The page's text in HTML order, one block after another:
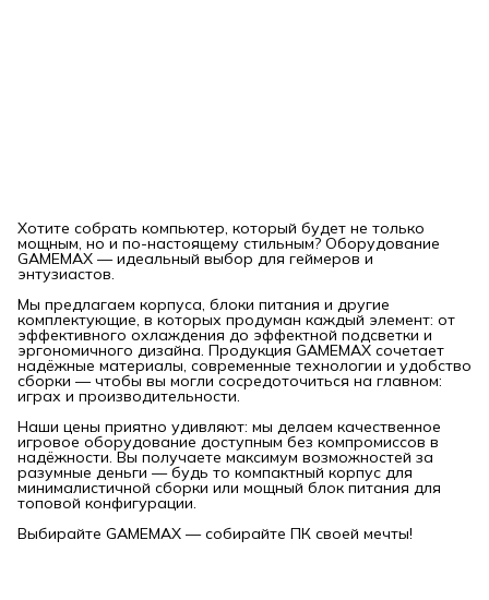
Хотите собрать компьютер, который будет не только
мощным, но и по-настоящему стильным? Оборудование
GAMEMAX — идеальный выбор для геймеров и
энтузиастов.
Мы предлагаем корпуса, блоки питания и другие
комплектующие, в которых продуман каждый элемент: от
эффективного охлаждения до эффектной подсветки и
эргономичного дизайна. Продукция GAMEMAX сочетает
надёжные материалы, современные технологии и удобство
сборки — чтобы вы могли сосредоточиться на главном:
играх и производительности.
Наши цены приятно удивляют: мы делаем качественное
игровое оборудование доступным без компромиссов в
надёжности. Вы получаете максимум возможностей за
разумные деньги — будь то компактный корпус для
минималистичной сборки или мощный блок питания для
топовой конфигурации.
Выбирайте GAMEMAX — собирайте ПК своей мечты!